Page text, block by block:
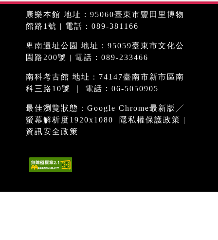
康樂本館 地址：95060臺東市豐田里博物
館路1號 | 電話：089-381166
卑南遺址公園 地址：95059臺東市文化公
園路200號 | 電話：089-233466
南科考古館 地址：74147臺南市新市區南
科三路10號 ｜ 電話：06-5050905
最佳瀏覽狀態：Google Chrome最新版╱
螢幕解析度1920x1080
隱私權保護政策 |
資訊安全政策